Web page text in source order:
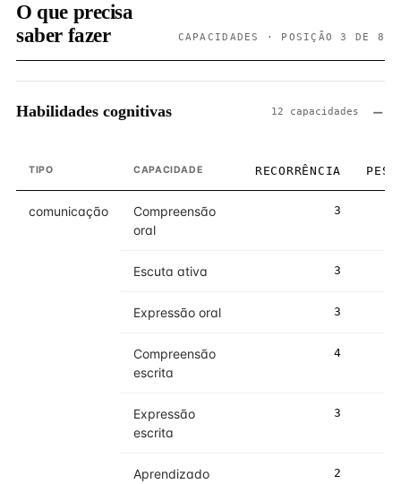
O que precisa
saber fazer
CAPACIDADES · POSIÇÃO 3 DE 8
Habilidades cognitivas 12 capacidades
TIPO CAPACIDADE RECORRÊNCIA PESO
comunicação
Compreensão
oral
3
Escuta ativa 3
Expressão oral 3
Compreensão
escrita
4
Expressão
escrita
3
Aprendizado
2